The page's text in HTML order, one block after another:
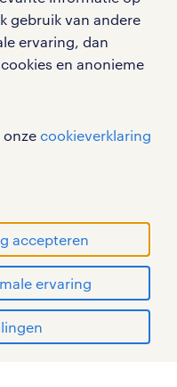
gebruik van andere
ervaring, dan
en anonieme
onze cookieverklaring
accepteren
ervaring